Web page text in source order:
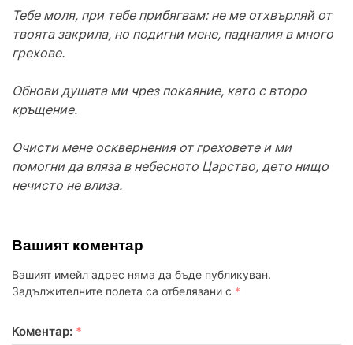
Тебе моля, при тебе прибягвам: не ме отхвърляй от
твоята закрила, но подигни мене, падналия в много
грехове.
Обнови душата ми чрез покаяние, като с второ
кръщение.
Очисти мене осквернения от греховете и ми
помогни да вляза в небесното Царство, дето нищо
нечисто не влиза.
Вашият коментар
Вашият имейл адрес няма да бъде публикуван.
Задължителните полета са отбелязани с *
Коментар: *